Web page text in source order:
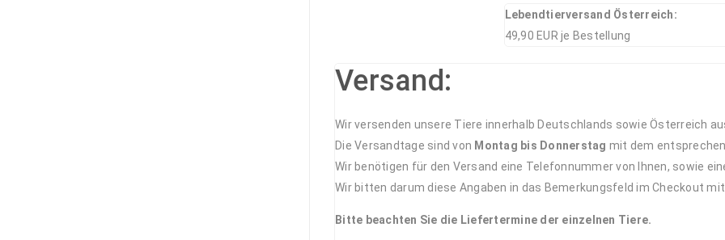
Lebendtierversand Österreich:
49,90 EUR je Bestellung
Versand:
Wir versenden unsere Tiere innerhalb Deutschlands sowie Österreich
Die Versandtage sind von Montag bis Donnerstag mit dem
Wir benötigen für den Versand eine Telefonnummer von Ihnen, sowie
Wir bitten darum diese Angaben in das Bemerkungsfeld im Checkout mit
Bitte beachten Sie die Liefertermine der einzelnen Tiere.